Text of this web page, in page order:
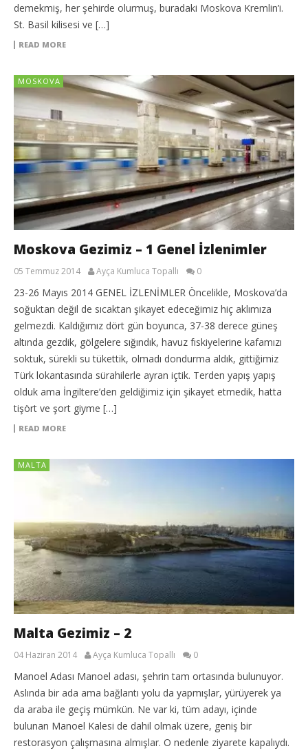
demekmiş, her şehirde olurmuş, buradaki Moskova Kremlin’i.
St. Basil kilisesi ve […]
READ MORE
MOSKOVA
Moskova Gezimiz – 1 Genel İzlenimler
05 Temmuz 2014 Ayça Kumluca Topallı 0
23-26 Mayıs 2014 GENEL İZLENİMLER Öncelikle, Moskova’da
soğuktan değil de sıcaktan şikayet edeceğimiz hiç aklımıza
gelmezdi. Kaldığımız dört gün boyunca, 37-38 derece güneş
altında gezdik, gölgelere sığındık, havuz fıskiyelerine kafamızı
soktuk, sürekli su tükettik, olmadı dondurma aldık, gittiğimiz
Türk lokantasında sürahilerle ayran içtik. Terden yapış yapış
olduk ama İngiltere’den geldiğimiz için şikayet etmedik, hatta
tişört ve şort giyme […]
READ MORE
MALTA
Malta Gezimiz – 2
04 Haziran 2014 Ayça Kumluca Topallı 0
Manoel Adası Manoel adası, şehrin tam ortasında bulunuyor.
Aslında bir ada ama bağlantı yolu da yapmışlar, yürüyerek ya
da araba ile geçiş mümkün. Ne var ki, tüm adayı, içinde
bulunan Manoel Kalesi de dahil olmak üzere, geniş bir
restorasyon çalışmasına almışlar. O nedenle ziyarete kapalıydı.